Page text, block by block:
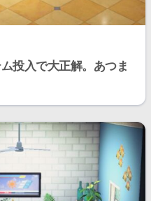
投入で大正解。あつま